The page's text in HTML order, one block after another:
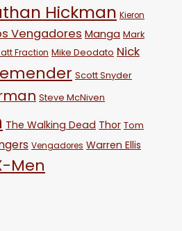
Hickman Kieron
Vengadores Manga Mark
Fraction Mike Deodato Nick
Scott Snyder
Steve McNiven
The Walking Dead Thor Tom
Vengadores Warren Ellis
Men